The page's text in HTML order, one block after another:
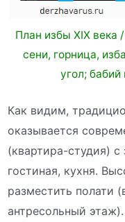
План избы XIX века
сени, горница,
угол;
Как видим,
оказывается
(квартира-студия)
гостиная, кухня.
разместить полати
антресольный этаж).